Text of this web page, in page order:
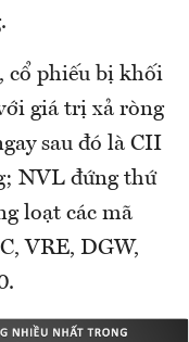
cổ phiếu bị khối
giá trị xả ròng
sau đó là CII
NVL đứng thứ
loạt các mã
VRE, DGW,